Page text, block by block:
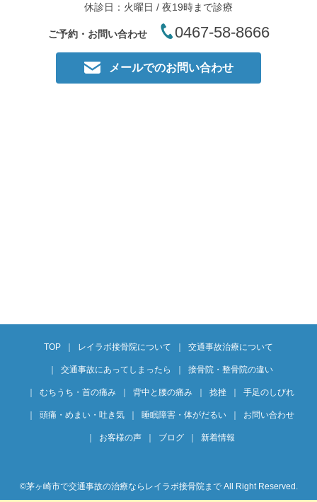
休診日：火曜日 / 夜19時まで診療
ご予約・お問い合わせ 0467-58-8666
メールでのお問い合わせ
TOP レイラボ接骨院について 交通事故治療について
交通事故にあってしまったら 接骨院・整骨院の違い
むちうち・首の痛み 背中と腰の痛み 捻挫 手足のしびれ
頭痛・めまい・吐き気 睡眠障害・体がだるい お問い合わせ
お客様の声 ブログ 新着情報
©︎茅ヶ崎市で交通事故の治療ならレイラボ接骨院まで All Right Reserved.